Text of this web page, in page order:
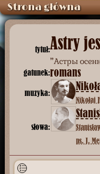
Strona główna
tytuł:Astry
”Астры
gatunek:romans
muzyka:
słowa:
ps. J.